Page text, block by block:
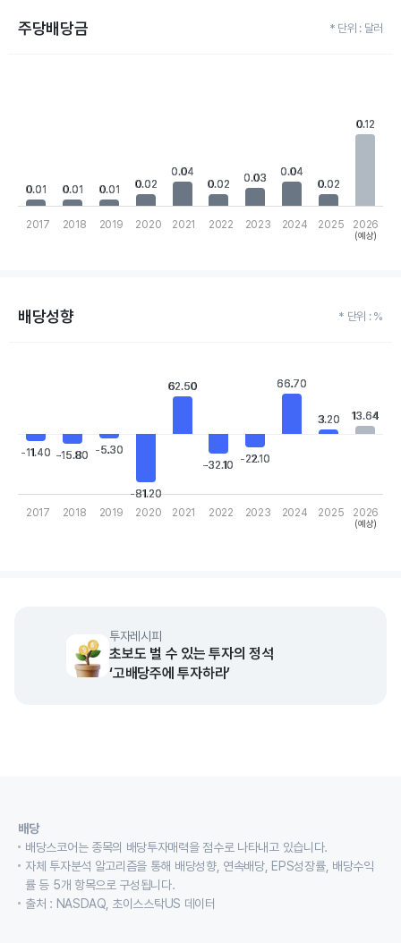
주당배당금 * 단위 : 달러
The chart has 1 Y axis displaying values. Data ranges from 0.01
0.01
0.01 0.01
0.01 0.01
0.01 0.02
0.02
0.04
0.04
0.02
0.02 0.03
0.03 0.04
0.04
0.02
0.02
0.12
0.12
2017 2018 2019 2020 2021 2022 2023 2024 2025 2026
(예상)
배당성향 * 단위 : %
View as data table, Chart
The chart has 1 Y axis displaying values. Data ranges from -
-11.40
-11.40 -15.80
-15.80 -5.30
-5.30
-81.20
-81.20
62.50
62.50
-32.10
-32.10 -22.10
-22.10
66.70
66.70
3.20
3.20 13.64
13.64
2017 2018 2019 2020 2021 2022 2023 2024 2025 2026
(예상)
투자레시피
초보도 벌 수 있는 투자의 정석
‘고배당주에 투자하라’
배당
배당스코어는 종목의 배당투자매력을 점수로 나타내고 있습니다.
자체 투자분석 알고리즘을 통해 배당성향, 연속배당, EPS성장률, 배당수익
률 등 5개 항목으로 구성됩니다.
출처 : NASDAQ, 초이스스탁US 데이터